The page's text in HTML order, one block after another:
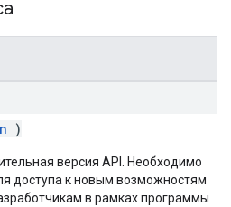
)
версия API. Необходимо
доступа к новым возможностям
в рамках программы